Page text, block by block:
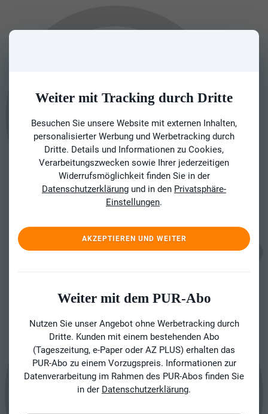
Weiter mit Tracking durch Dritte
Besuchen Sie unsere Website mit externen Inhalten,
personalisierter Werbung und Werbetracking durch
Dritte. Details und Informationen zu Cookies,
Verarbeitungszwecken sowie Ihrer jederzeitigen
Widerrufsmöglichkeit finden Sie in der
Datenschutzerklärung und in den Privatsphäre-
Einstellungen.
AKZEPTIEREN UND WEITER
Weiter mit dem PUR-Abo
Nutzen Sie unser Angebot ohne Werbetracking durch
Dritte. Kunden mit einem bestehenden Abo
(Tageszeitung, e-Paper oder AZ PLUS) erhalten das
PUR-Abo zu einem Vorzugspreis. Informationen zur
Datenverarbeitung im Rahmen des PUR-Abos finden Sie
in der Datenschutzerklärung.